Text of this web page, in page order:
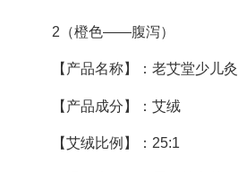
2（橙色——腹泻）
【产品名称】：老艾堂少儿灸
【产品成分】：艾绒
【艾绒比例】：25:1